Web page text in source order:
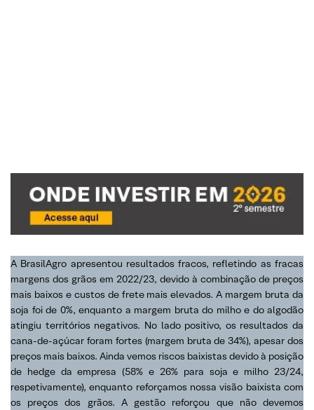
A BrasilAgro apresentou resultados fracos, refletindo as fracas
margens dos grãos em 2022/23, devido à combinação de preços
mais baixos e custos de frete mais elevados. A margem bruta da
soja foi de 0%, enquanto a margem bruta do milho e do algodão
atingiu territórios negativos. No lado positivo, os resultados da
cana-de-açúcar foram fortes (margem bruta de 34%), apesar dos
preços mais baixos. Ainda vemos riscos baixistas devido à posição
de hedge da empresa (58% e 26% para soja e milho 23/24,
respetivamente), enquanto reforçamos nossa visão baixista com
os preços dos grãos. A gestão reforçou que não devemos